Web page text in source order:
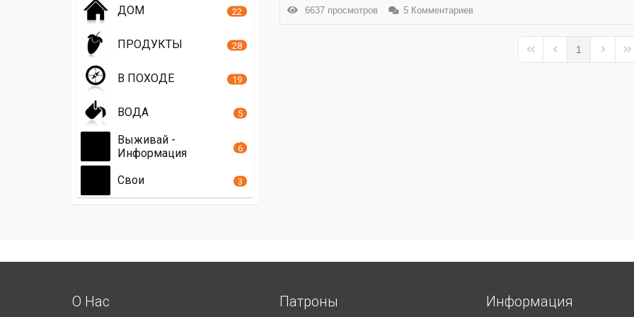
6637 просмотров 5 Комментариев
First PagePrevious Page
1
Next
ДОМ 22
ПРОДУКТЫ 28
В ПОХОДЕ 19
ВОДА 5
Выживай -
Информация
6
Свои 3
О Нас Патроны Информация